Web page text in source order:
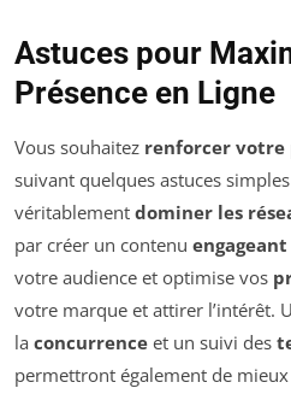
Astuces pour
Présence en Ligne
Vous souhaitez renforcer votre
suivant quelques astuces
véritablement dominer les
par créer un contenu engageant
votre audience et optimise vos
votre marque et attirer l’intérêt.
la concurrence et un suivi des
permettront également de